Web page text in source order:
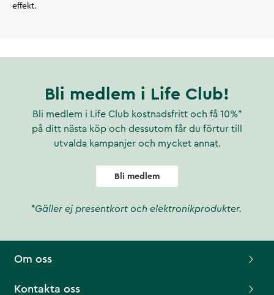
effekt.
Bli medlem i Life Club!
Bli medlem i Life Club kostnadsfritt och få 10%*
på ditt nästa köp och dessutom får du förtur till
utvalda kampanjer och mycket annat.
Bli medlem
*Gäller ej presentkort och elektronikprodukter.
Om oss
Kontakta oss